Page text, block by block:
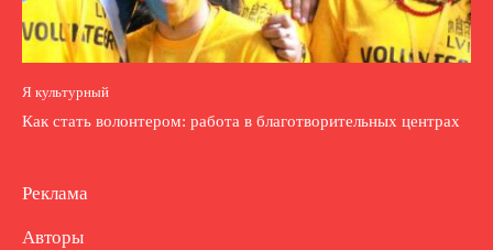
Я культурный
Как стать волонтером: работа в благотворительных центрах
Реклама
Авторы